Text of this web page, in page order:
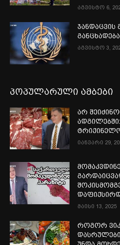
აგვისტო 6,
აგვისტო 3,
პოპულარული ამბები
არ
იანვარი 29,
მაისი 13, 2025
როგორ